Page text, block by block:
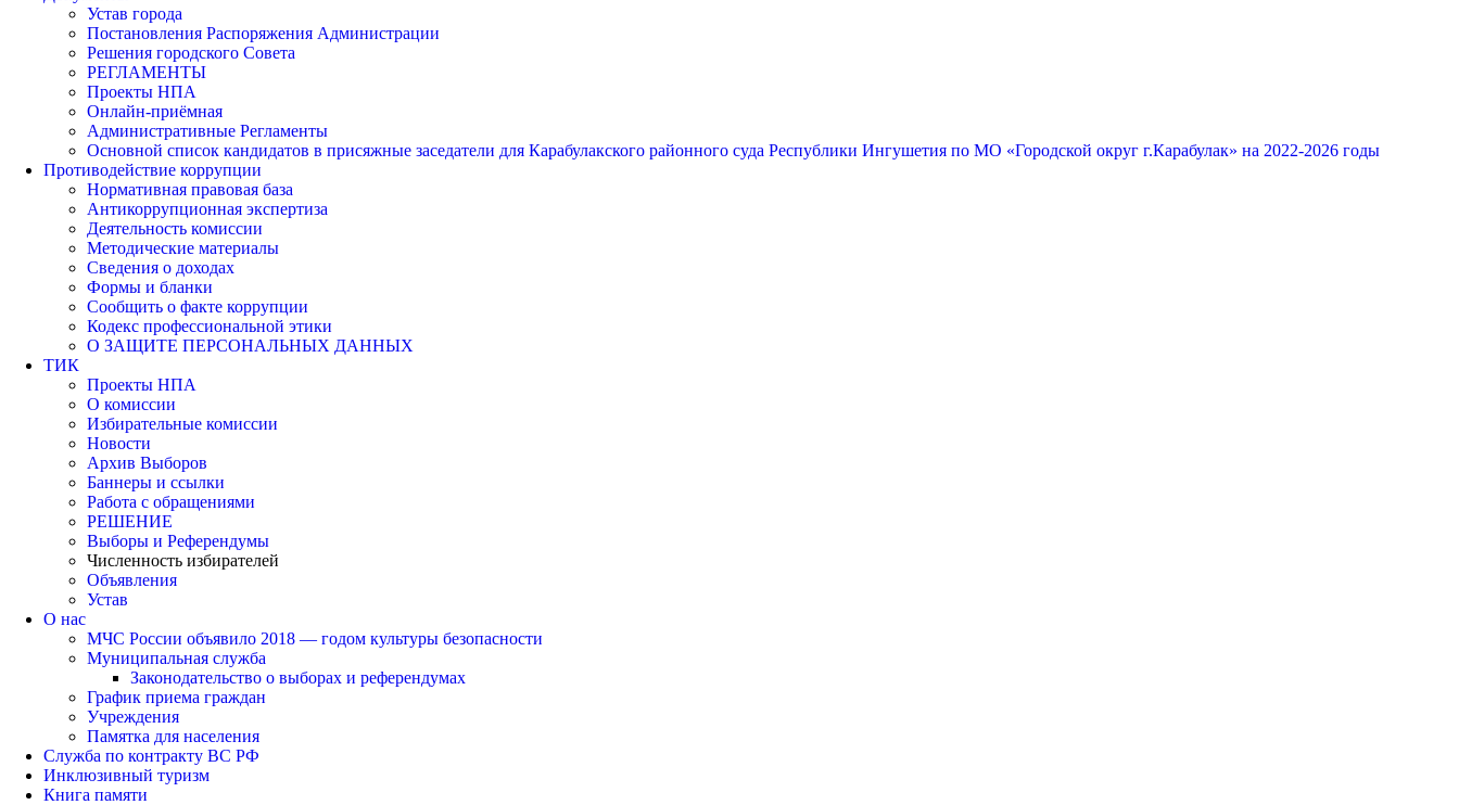
Устав города
Постановления Распоряжения Администрации
Решения городского Совета
РЕГЛАМЕНТЫ
Проекты НПА
Онлайн-приёмная
Административные Регламенты
Основной список кандидатов в присяжные заседатели для Карабулакского районного суда Республики Ингушетия по МО «Городской округ г.Карабулак» на 2022-2026 годы
Противодействие коррупции
Нормативная правовая база
Антикоррупционная экспертиза
Деятельность комиссии
Методические материалы
Сведения о доходах
Формы и бланки
Сообщить о факте коррупции
Кодекс профессиональной этики
О ЗАЩИТЕ ПЕРСОНАЛЬНЫХ ДАННЫХ
ТИК
Проекты НПА
О комиссии
Избирательные комиссии
Новости
Архив Выборов
Баннеры и ссылки
Работа с обращениями
РЕШЕНИЕ
Выборы и Референдумы
Численность избирателей
Объявления
Устав
О нас
МЧС России объявило 2018 — годом культуры безопасности
Муниципальная служба
Законодательство о выборах и референдумах
График приема граждан
Учреждения
Памятка для населения
Служба по контракту ВС РФ
Инклюзивный туризм
Книга памяти